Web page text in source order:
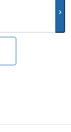
chevron_right